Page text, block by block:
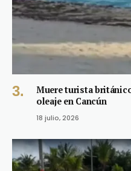
Muere turista
oleaje en Cancún
18 julio, 2026